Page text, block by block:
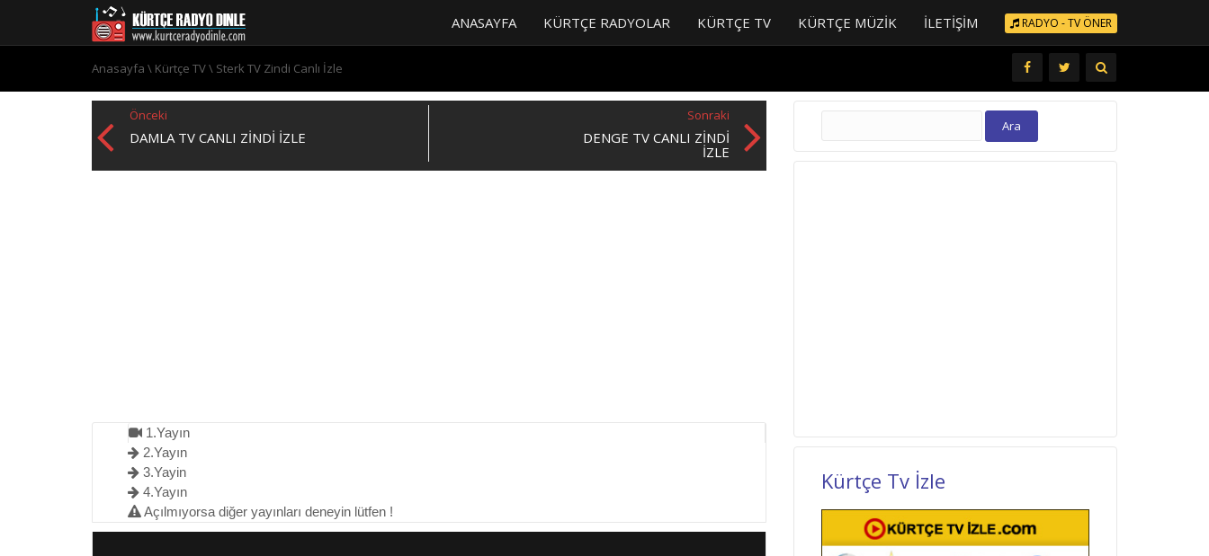
RADYO - TV ÖNER
ANASAYFA KÜRTÇE RADYOLAR KÜRTÇE TV KÜRTÇE MÜZIK İLETIŞIM
Anasayfa \ Kürtçe TV\ Sterk TV Zindi Canlı İzle
Önceki
DAMLA TV CANLI ZINDI İZLE
Sonraki
DENGE TV CANLI ZINDI
IZLE
1.Yayın
2.Yayın
3.Yayin
4.Yayın
Açılmıyorsa diğer yayınları deneyin lütfen !
Arama:
Kürtçe Tv İzle